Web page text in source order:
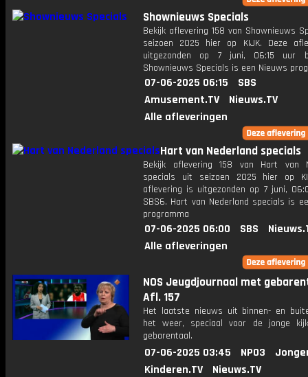
Shownieuws Specials
Bekijk aflevering 158 van Shownieuws
seizoen 2025 hier op KIJK. Deze
uitgezonden op 7 juni, 06:15 uur
Shownieuws Specials is een Nieuws
07-06-2025 06:15
SBS
Amusement.TV
Nieuws.TV
Alle afleveringen
Hart van Nederland specials
Bekijk aflevering 158 van Hart van
specials uit seizoen 2025 hier op
aflevering is uitgezonden op 7 juni,
SBS6. Hart van Nederland specials is
programma
07-06-2025 06:00 SBS
Alle afleveringen
NOS Jeugdjournaal met
Afl. 157
Het laatste nieuws uit binnen- en
het weer, speciaal voor de jonge
gebarentaal.
07-06-2025 03:45 NPO3
Kinderen.TV
Nieuws.TV